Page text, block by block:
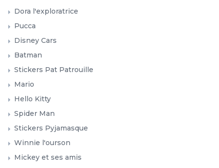
Dora l'exploratrice
Pucca
Disney Cars
Batman
Stickers Pat Patrouille
Mario
Hello Kitty
Spider Man
Stickers Pyjamasque
Winnie l'ourson
Mickey et ses amis